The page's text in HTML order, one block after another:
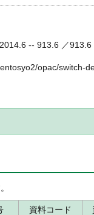
-- 913.6 ／913.6
opac/switch-
資料コード